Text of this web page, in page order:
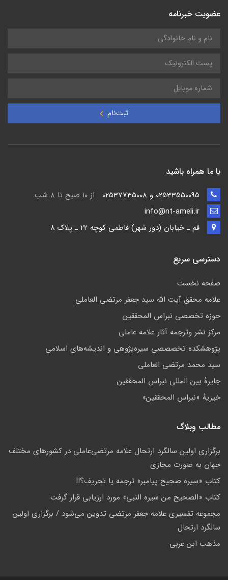
عضویت خبرنامه
ثبت‌نام
با ما همراه باشید
از ۱۰ صبح تا ۸ شب
قم ـ خيابان (دور شهر) فاطمي كوچه 22 ـ پلاک 8
دسترسی سریع
صفحه نخست
علامه محقق آیت الله سید جعفر مرتضی العاملی
حوزه تخصصی نبراس المحققین
مركز نشر وترجمه آثار علامه عاملی
پژوهشكده تخصصصى سیره‌پژوهی و اندیشه‌های اسلامی
سید محمد مرتضی العاملی
جايرهٔ بین المللی نبراس المحققین
خيريهٔ «نبراس المحققين»
مطالب وبلاگ
برگزاری اولین سالگرد ارتحال علامه مرتضی‌عاملی در کشورهای مختلف
جهان به صورت مجازی
کتاب «سیره صحیح پیامبر» ترجمه یا تحریف؟!!
کتاب «الصحیح من سیره النبی» مورد ارزیابی قرار گرفت
مجموعه تفسیری علامه جعفر مرتضی تدوین می‌شود / برگزاری اولین
سالگرد ارتحال
مذهب ابن عربى